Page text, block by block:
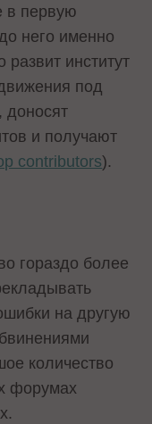
в первую
него именно
институт
под
доносят
и получают
contributors).
гораздо более
на другую
количество
форумах